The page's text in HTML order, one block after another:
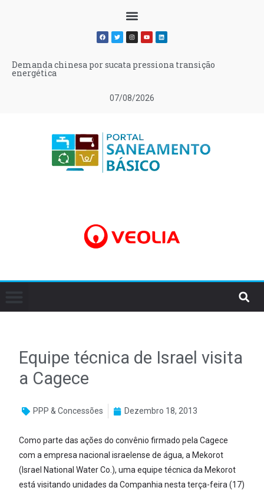
07/08/2026
Demanda chinesa por sucata pressiona transição
energética
Equipe técnica de Israel visita
a Cagece
PPP & Concessões Dezembro 18, 2013
Como parte das ações do convênio firmado pela Cagece
com a empresa nacional israelense de água, a Mekorot
(Israel National Water Co.), uma equipe técnica da Mekorot
está visitando unidades da Companhia nesta terça-feira (17)